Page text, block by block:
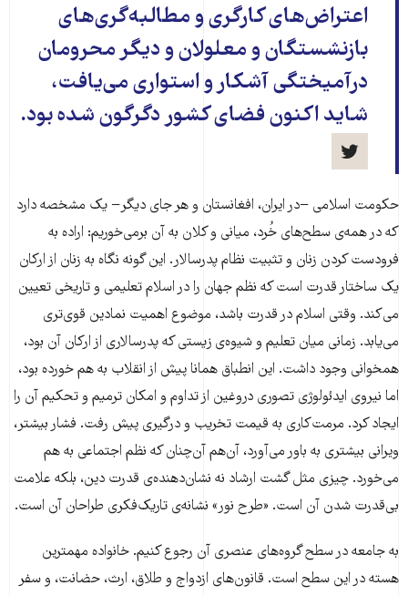
اعتراض‌های کارگری و مطالبه‌گری‌های
بازنشستگان و معلولان و دیگر محرومان
درآمیختگی آشکار و استواری می‌یافت،
شاید اکنون فضای کشور دگرگون شده بود.
حکومت اسلامی −در ایران، افغانستان و هر جای دیگر− یک مشخصه دارد
که در همه‌ی سطح‌های خُرد، میانی و کلان به آن برمی‌خوریم: اراده به
فرودست کردن زنان و تثبیت نظام پدرسالار. این گونه نگاه به زنان از ارکان
یک ساختار قدرت است که نظم جهان را در اسلام تعلیمی و تاریخی تعیین
می‌کند. وقتی اسلام در قدرت باشد، موضوع اهمیت نمادین قوی‌تری
می‌یابد. زمانی میان تعلیم و شیوه‌ی زیستی که پدرسالاری از ارکان آن بود،
همخوانی وجود داشت. این انطباق همانا پیش از انقلاب به هم خورده بود،
اما نیروی ایدئولوژی تصوری دروغین از تداوم و امکان ترمیم و تحکیم آن را
ایجاد کرد. مرمت‌کاری به قیمت تخریب و درگیری پیش رفت. فشار بیشتر،
ویرانی بیشتری به باور می‌آورد، آن‌هم آن‌چنان که نظم اجتماعی به هم
می‌خورد. چیزی مثل گشت ارشاد نه نشان‌دهنده‌ی قدرت دین، بلکه علامت
بی‌قدرت شدن آن است. «طرح نور» نشانه‌ی تاریک‌فکری طراحان آن است.
به جامعه در سطح گروه‌های عنصری آن رجوع کنیم. خانواده مهمترین
هسته در این سطح است. قانون‌های ازدواج و طلاق، ارث، حضانت، و سفر